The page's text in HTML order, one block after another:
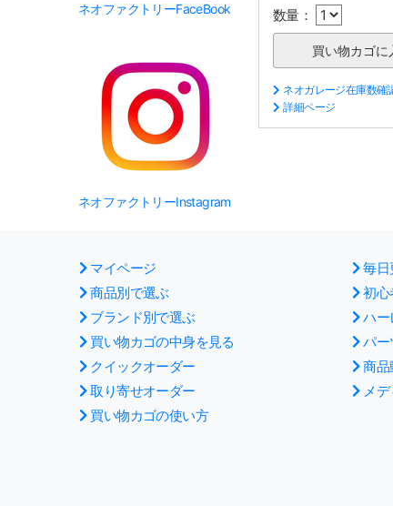
ネオファクトリーFaceBook
ネオファクトリーInstagram
数量：
ネオガレージ在庫数確
詳細ページ
マイページ
商品別で選ぶ
ブランド別で選ぶ
買い物カゴの中身を見る
クイックオーダー
取り寄せオーダー
買い物カゴの使い方
毎日
初心
ハー
パー
商品
メ